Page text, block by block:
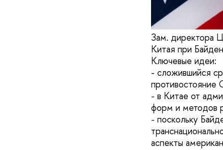
Зам. директора
Китая при
Ключевые идеи:
- сложившийся
- в Китае от
форм и методов
- поскольку
аспекты